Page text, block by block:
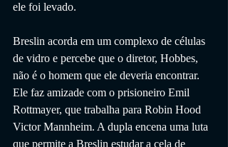
ele foi levado.
Breslin acorda em um complexo de células
de vidro e percebe que o diretor, Hobbes,
não é o homem que ele deveria encontrar.
Ele faz amizade com o prisioneiro Emil
Rottmayer, que trabalha para Robin Hood
Victor Mannheim. A dupla encena uma luta
que permite a Breslin estudar a cela de